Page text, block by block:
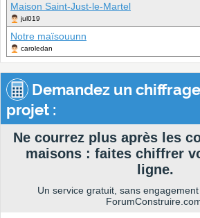
Maison Saint-Just-le-Martel
jul019
Notre maïsouunn
caroledan
Demandez un
projet :
Ne courrez plus après les
maisons : faites chiffrer
ligne.
Un service gratuit, sans